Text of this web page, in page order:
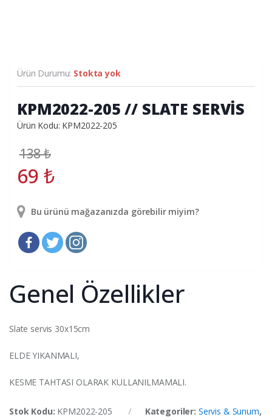
Ürün Durumu: Stokta yok
KPM2022-205 // SLATE SERVİS
Ürün Kodu: KPM2022-205
138₺
69 ₺
Bu ürünü mağazanızda görebilir miyim?
Genel Özellikler
Slate servis 30x15cm
ELDE YIKANMALI,
KESME TAHTASI OLARAK KULLANILMAMALI.
Stok Kodu: KPM2022-205 Kategoriler: Servis & Sunum,